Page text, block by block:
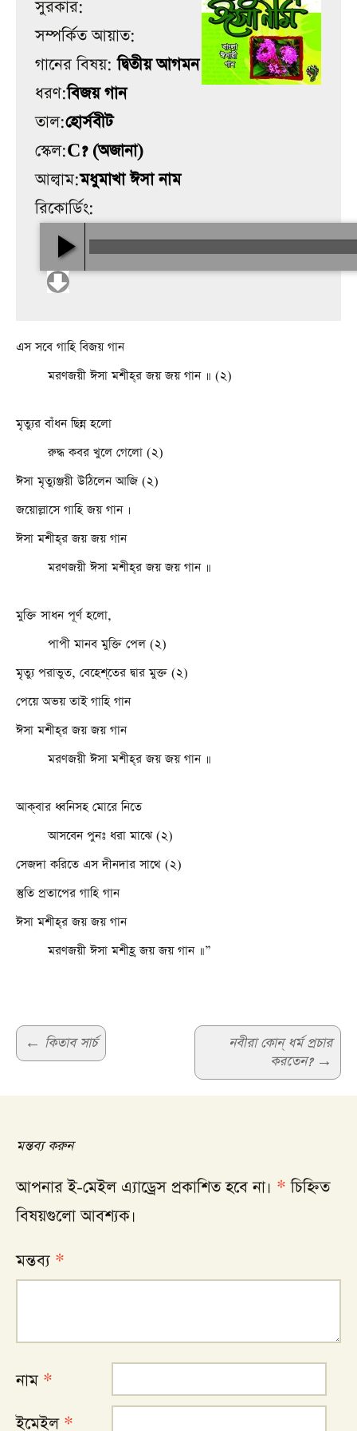
সুরকার:
সম্পর্কিত আয়াত:
গানের বিষয়:দ্বিতীয় আগমন
ধরণ:বিজয় গান
তাল:হোর্সবীট
স্কেল:C? (অজানা)
আল্বাম:মধুমাখা ঈসা নাম
রিকোর্ডিং:
এস সবে গাহি বিজয় গান
মরণজয়ী ঈসা মশীহ্‌র জয় জয় গান ॥ (২)
মৃত্যুর বাঁধন ছিন্ন হলো
রুদ্ধ কবর খুলে গেলো (২)
ঈসা মৃত্যুঞ্জয়ী উঠিলেন আজি (২)
জয়োল্লাসে গাহি জয় গান ।
ঈসা মশীহ্‌র জয় জয় গান
মরণজয়ী ঈসা মশীহ্‌র জয় জয় গান ॥
মুক্তি সাধন পূর্ণ হলো,
পাপী মানব মুক্তি পেল (২)
মৃত্যু পরাভুত, বেহেশ্‌তের দ্বার মুক্ত (২)
পেয়ে অভয় তাই গাহি গান
ঈসা মশীহ্‌র জয় জয় গান
মরণজয়ী ঈসা মশীহ্‌র জয় জয় গান ॥
আক্‌বার ধ্বনিসহ মোরে নিতে
আসবেন পুনঃ ধরা মাঝে (২)
সেজদা করিতে এস দীনদার সাথে (২)
স্তুতি প্রতাপের গাহি গান
ঈসা মশীহ্‌র জয় জয় গান
মরণজয়ী ঈসা মশীহ্র জয় জয় গান ॥”
Post
navigation
← কিতাব সার্চ
নবীরা কোন্‌ ধর্ম প্রচার
করতেন? →
মন্তব্য করুন
আপনার ই-মেইল এ্যাড্রেস প্রকাশিত হবে না। * চিহ্নিত
বিষয়গুলো আবশ্যক।
মন্তব্য *
নাম *
ইমেইল *